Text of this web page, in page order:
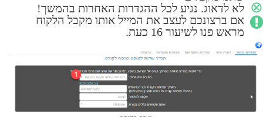
שיעור 36 - מבנה המייל שהלקוח מקבל
⊗ לא לדאוג. נגיע לכל ההגדרות האחרות בהמשך!
אם ברצונכם לעצב את המייל אותו מקבל הלקוח
מראש פנו לשיעור 16 כעת.